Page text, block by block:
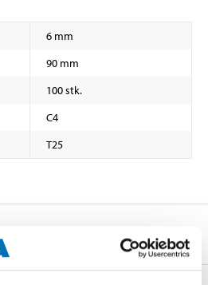
6 mm
90 mm
100 stk.
C4
T25
og øvrige dokumenter